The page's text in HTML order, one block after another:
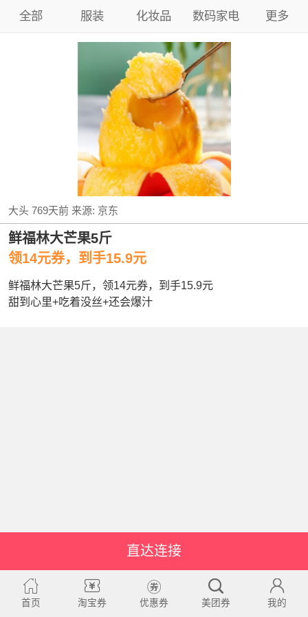
全部 服装 化妆品 数码家电 更多
大头 769天前来源: 京东
鲜福林大芒果5斤
领14元券，到手15.9元
鲜福林大芒果5斤，领14元券，到手15.9元
甜到心里+吃着没丝+还会爆汁
直达连接
首页 淘宝券 优惠券 美团券 我的